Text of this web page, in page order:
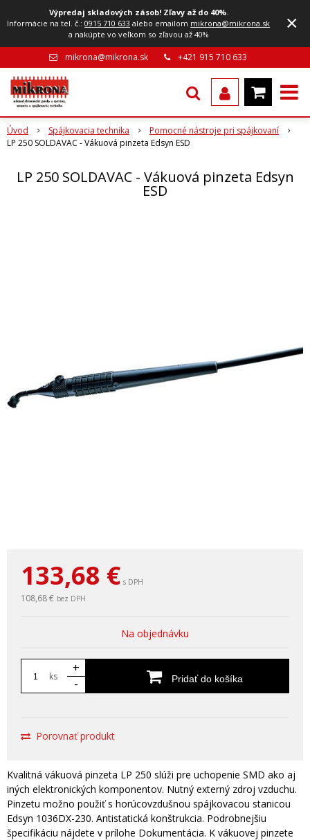
Výpredaj skladových zásob! Zľavy až do 40%.
Informácie na tel. č.:0915 710 633 alebo emailom mikrona@mikrona.sk
a nakúpte vo veľkom so zľavou až 40%
×
mikrona@mikrona.sk +421 915 710 633
Úvod Spájkovacia technika
Pomocné nástroje pri spájkovaní
LP 250 SOLDAVAC - Vákuová pinzeta Edsyn ESD
LP 250 SOLDAVAC - Vákuová pinzeta Edsyn
ESD
133,68 € s DPH
108,68 € bez DPH
Na objednávku
ks
+
-
Pridať do košíka
Porovnať produkt
Kvalitná vákuová pinzeta LP 250 slúži pre uchopenie SMD ako aj
iných elektronických komponentov. Nutný externý zdroj vzduchu.
Pinzetu možno použiť s horúcovzdušnou spájkovacou stanicou
Edsyn 1036DX-230. Antistatická konštrukcia. Podrobnejšiu
špecifikáciu nájdete v prílohe Dokumentácia. K vákuovej pinzete